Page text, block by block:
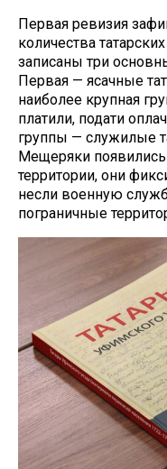
Первая ревизия
количества
записаны три
Первая — ясачные
наиболее крупная
платили, подати
группы — служилые
Мещеряки
территории, они
несли военную
пограничные